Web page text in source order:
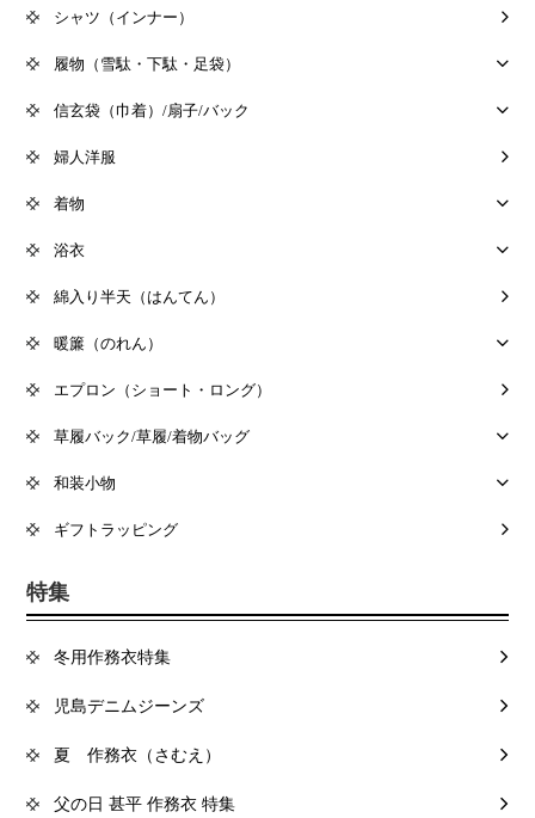
シャツ（インナー）
履物（雪駄・下駄・足袋）
信玄袋（巾着）/扇子/バック
婦人洋服
着物
浴衣
綿入り半天（はんてん）
暖簾（のれん）
エプロン（ショート・ロング）
草履バック/草履/着物バッグ
和装小物
ギフトラッピング
特集
冬用作務衣特集
児島デニムジーンズ
夏 作務衣（さむえ）
父の日 甚平 作務衣 特集